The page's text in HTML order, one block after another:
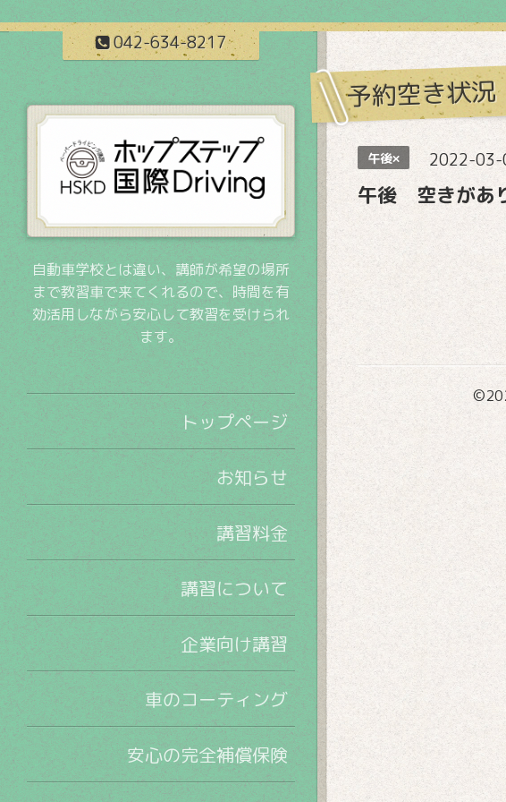
042-634-8217
予約空き状況
午後× 2022-03-
午後 空きがあ
自動車学校とは違い、講師が希望の場所
まで教習車で来てくれるので、時間を有
効活用しながら安心して教習を受けられ
ます。
トップページ
お知らせ
講習料金
講習について
企業向け講習
車のコーティング
安心の完全補償保険